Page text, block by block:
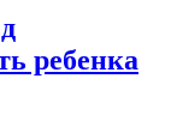
ребенка